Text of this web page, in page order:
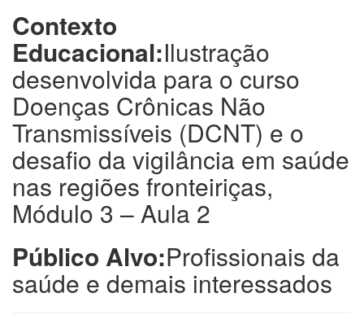
Contexto
Educacional:Ilustração
desenvolvida para o curso
Doenças Crônicas Não
Transmissíveis (DCNT) e o
desafio da vigilância em saúde
nas regiões fronteiriças,
Módulo 3 – Aula 2
Público Alvo:Profissionais da
saúde e demais interessados